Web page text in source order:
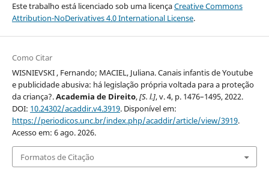
Este trabalho está licenciado sob uma licençaCreative Commons
Attribution-NoDerivatives 4.0 International License.
Como Citar
WISNIEVSKI , Fernando; MACIEL, Juliana. Canais infantis de Youtube
e publicidade abusiva: há legislação própria voltada para a proteção
da criança?.Academia de Direito,[S. l.], v. 4, p. 1476–1495, 2022.
DOI: 10.24302/acaddir.v4.3919. Disponível em:
https://periodicos.unc.br/index.php/acaddir/article/view/3919.
Acesso em: 6 ago. 2026.
Formatos de Citação